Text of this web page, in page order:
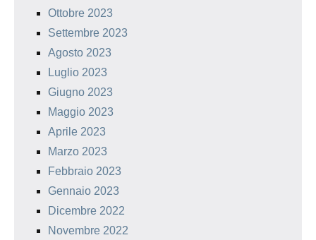
Ottobre 2023
Settembre 2023
Agosto 2023
Luglio 2023
Giugno 2023
Maggio 2023
Aprile 2023
Marzo 2023
Febbraio 2023
Gennaio 2023
Dicembre 2022
Novembre 2022